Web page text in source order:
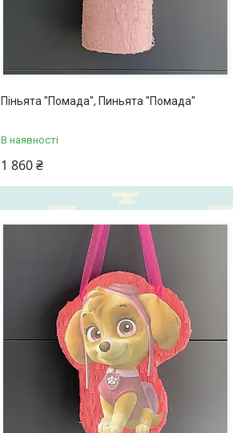
Піньята "Помада", Пиньята "Помада"
В наявності
1 860 ₴